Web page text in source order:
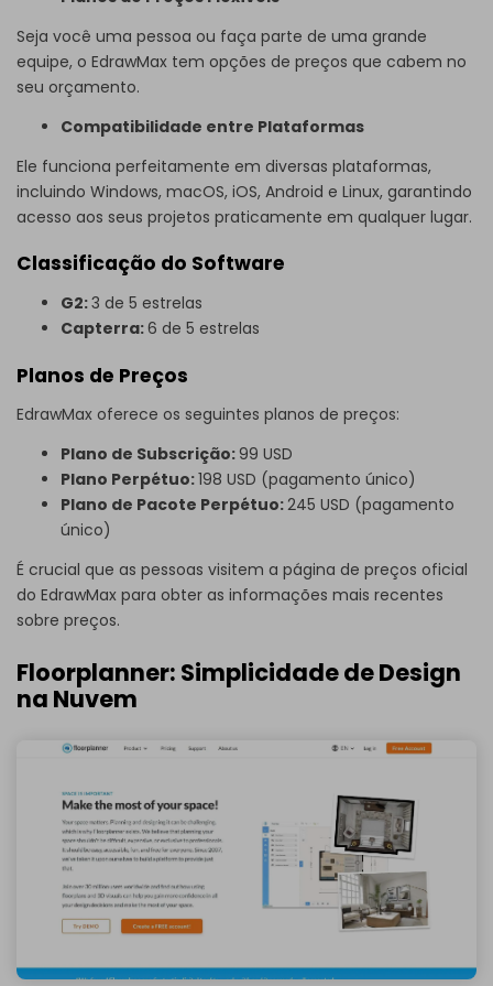
Seja você uma pessoa ou faça parte de uma grande
equipe, o EdrawMax tem opções de preços que cabem no
seu orçamento.
Compatibilidade entre Plataformas
Ele funciona perfeitamente em diversas plataformas,
incluindo Windows, macOS, iOS, Android e Linux, garantindo
acesso aos seus projetos praticamente em qualquer lugar.
Classificação do Software
G2:3 de 5 estrelas
Capterra:6 de 5 estrelas
Planos de Preços
EdrawMax oferece os seguintes planos de preços:
Plano de Subscrição:99 USD
Plano Perpétuo:198 USD (pagamento único)
Plano de Pacote Perpétuo:245 USD (pagamento
único)
É crucial que as pessoas visitem a página de preços oficial
do EdrawMax para obter as informações mais recentes
sobre preços.
Floorplanner: Simplicidade de Design
na Nuvem